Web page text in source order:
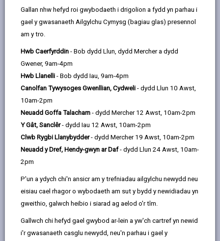
Gallan nhw hefyd roi gwybodaeth i drigolion a fydd yn parhau i
gael y gwasanaeth Ailgylchu Cymysg (bagiau glas) presennol
am y tro.
Hwb Caerfyrddin - Bob dydd Llun, dydd Mercher a dydd
Gwener, 9am-4pm
Hwb Llanelli - Bob dydd Iau, 9am-4pm
Canolfan Tywysoges Gwenllian, Cydweli - dydd Llun 10 Awst,
10am-2pm
Neuadd Goffa Talacharn - dydd Mercher 12 Awst, 10am-2pm
Y Gât, Sanclêr- dydd Iau 12 Awst, 10am-2pm
Clwb Rygbi Llanybydder- dydd Mercher 19 Awst, 10am-2pm
Neuadd y Dref, Hendy-gwyn ar Daf- dydd Llun 24 Awst, 10am-
2pm
P'un a ydych chi'n ansicr am y trefniadau ailgylchu newydd neu
eisiau cael rhagor o wybodaeth am sut y bydd y newidiadau yn
gweithio, galwch heibio i siarad ag aelod o'r tîm.
Gallwch chi hefyd gael gwybod ar-lein a yw'ch cartref yn newid
i'r gwasanaeth casglu newydd, neu'n parhau i gael y
Prydau Ysgol am Ddim
Mae prydau ysgol am ddim yn dibynnu ar incwm eich
cartref ac os ydych yn derbyn budd-daliadau penodol. Os
ydych yn bodloni'r meini prawf cymhwysedd, mae'n bwysig
iawn eich bod yn hawlio am hyn. Ni fydd y pryd y mae eich
plentyn yn ei dderbyn yn wahanol a bydd yn golygu eich bod
yn gymwys i gael unrhyw gymorth sydd ar gael yn ystod
gwyliau'r ysgol neu os bydd ysgolion yn cau.
Prydau Ysgol Am Ddim i bob plentyn Ysgol Gynradd
cynradd. Nid yw'r cynnig hwn yn dibynnu ar incwm eich
cartref nac a ydych yn derbyn unrhyw fudd-daliadau, mae
pob disgybl yn gymwys i dderbyn prydau ysgol am ddim yn
ystod y tymor.